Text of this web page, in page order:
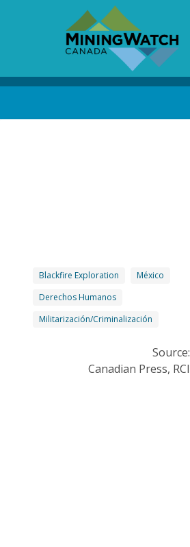
Blackfire Exploration
México
Derechos Humanos
Militarización/Criminalización
Source:
Canadian Press, RCI